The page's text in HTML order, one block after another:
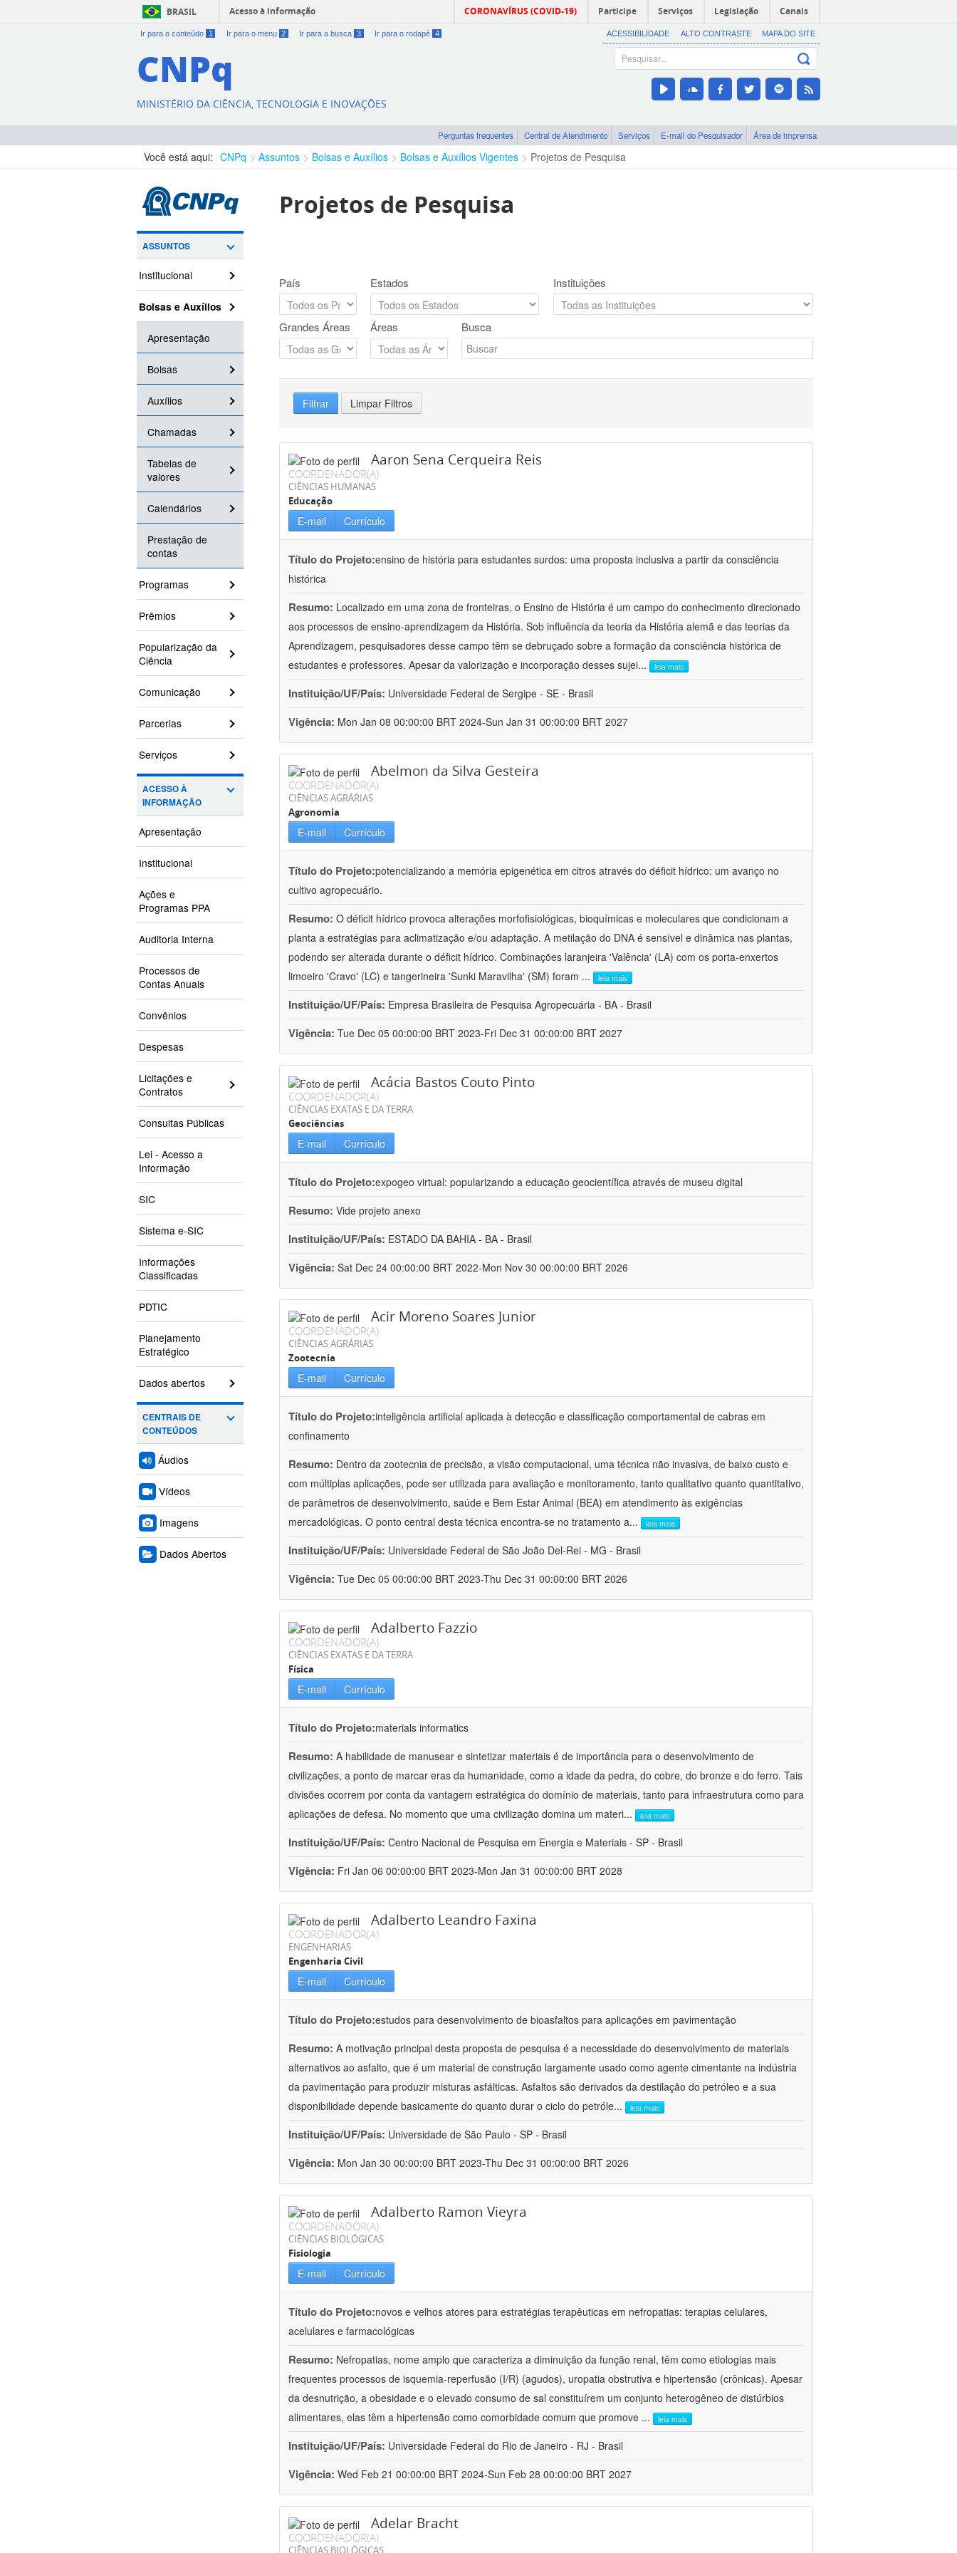
BRASIL Acesso à informação CORONAVÍRUS (COVID-19) Participe Serviços Legislação Canais
Ir para o conteúdo 1 Ir para o menu 2 Ir para a busca 3 Ir para o rodapé 4 ACESSIBILIDADE ALTO CONTRASTE MAPA DO SITE
CNPq
MINISTÉRIO DA CIÊNCIA, TECNOLOGIA E INOVAÇÕES
Perguntas frequentes Central de Atendimento Serviços E-mail do Pesquisador Área de imprensa
Você está aqui: CNPq Assuntos Bolsas e Auxílios Bolsas e Auxílios Vigentes Projetos de Pesquisa
ASSUNTOS
Institucional
Bolsas e Auxílios
Apresentação
Bolsas
Auxílios
Chamadas
Tabelas de
valores
Calendários
Prestação de
contas
Programas
Prêmios
Popularização da
Ciência
Comunicação
Parcerias
Serviços
ACESSO À
INFORMAÇÃO
Apresentação
Institucional
Ações e
Programas PPA
Auditoria Interna
Processos de
Contas Anuais
Convênios
Despesas
Licitações e
Contratos
Consultas Públicas
Lei - Acesso a
Informação
SIC
Sistema e-SIC
Informações
Classificadas
PDTIC
Planejamento
Estratégico
Dados abertos
CENTRAIS DE
CONTEÚDOS
Áudios
Vídeos
Imagens
Dados Abertos
Projetos de Pesquisa
País Estados Instituições
Grandes Áreas Áreas Busca
Filtrar Limpar Filtros
Aaron Sena Cerqueira Reis
COORDENADOR(A)
CIÊNCIAS HUMANAS
Educação
E-mail Currículo
Título do Projeto:ensino de história para estudantes surdos: uma proposta inclusiva a partir da consciência
histórica
Resumo: Localizado em uma zona de fronteiras, o Ensino de História é um campo do conhecimento direcionado
aos processos de ensino-aprendizagem da História. Sob influência da teoria da História alemã e das teorias da
Aprendizagem, pesquisadores desse campo têm se debruçado sobre a formação da consciência histórica de
estudantes e professores. Apesar da valorização e incorporação desses sujei... leia mais
Instituição/UF/País: Universidade Federal de Sergipe - SE - Brasil
Vigência: Mon Jan 08 00:00:00 BRT 2024-Sun Jan 31 00:00:00 BRT 2027
Abelmon da Silva Gesteira
COORDENADOR(A)
CIÊNCIAS AGRÁRIAS
Agronomia
E-mail Currículo
Título do Projeto:potencializando a memória epigenética em citros através do déficit hídrico: um avanço no
cultivo agropecuário.
Resumo: O déficit hídrico provoca alterações morfofisiológicas, bioquímicas e moleculares que condicionam a
planta a estratégias para aclimatização e/ou adaptação. A metilação do DNA é sensível e dinâmica nas plantas,
podendo ser alterada durante o déficit hídrico. Combinações laranjeira 'Valência' (LA) com os porta-enxertos
limoeiro 'Cravo' (LC) e tangerineira 'Sunki Maravilha' (SM) foram ... leia mais
Instituição/UF/País: Empresa Brasileira de Pesquisa Agropecuária - BA - Brasil
Vigência: Tue Dec 05 00:00:00 BRT 2023-Fri Dec 31 00:00:00 BRT 2027
Acácia Bastos Couto Pinto
COORDENADOR(A)
CIÊNCIAS EXATAS E DA TERRA
Geociências
E-mail Currículo
Título do Projeto:expogeo virtual: popularizando a educação geocientífica através de museu digital
Resumo: Vide projeto anexo
Instituição/UF/País: ESTADO DA BAHIA - BA - Brasil
Vigência: Sat Dec 24 00:00:00 BRT 2022-Mon Nov 30 00:00:00 BRT 2026
Acir Moreno Soares Junior
COORDENADOR(A)
CIÊNCIAS AGRÁRIAS
Zootecnia
E-mail Currículo
Título do Projeto:inteligência artificial aplicada à detecção e classificação comportamental de cabras em
confinamento
Resumo: Dentro da zootecnia de precisão, a visão computacional, uma técnica não invasiva, de baixo custo e
com múltiplas aplicações, pode ser utilizada para avaliação e monitoramento, tanto qualitativo quanto quantitativo,
de parâmetros de desenvolvimento, saúde e Bem Estar Animal (BEA) em atendimento às exigências
mercadológicas. O ponto central desta técnica encontra-se no tratamento a... leia mais
Instituição/UF/País: Universidade Federal de São João Del-Rei - MG - Brasil
Vigência: Tue Dec 05 00:00:00 BRT 2023-Thu Dec 31 00:00:00 BRT 2026
Adalberto Fazzio
COORDENADOR(A)
CIÊNCIAS EXATAS E DA TERRA
Física
E-mail Currículo
Título do Projeto:materials informatics
Resumo: A habilidade de manusear e sintetizar materiais é de importância para o desenvolvimento de
civilizações, a ponto de marcar eras da humanidade, como a idade da pedra, do cobre, do bronze e do ferro. Tais
divisões ocorrem por conta da vantagem estratégica do domínio de materiais, tanto para infraestrutura como para
aplicações de defesa. No momento que uma civilização domina um materi... leia mais
Instituição/UF/País: Centro Nacional de Pesquisa em Energia e Materiais - SP - Brasil
Vigência: Fri Jan 06 00:00:00 BRT 2023-Mon Jan 31 00:00:00 BRT 2028
Adalberto Leandro Faxina
COORDENADOR(A)
ENGENHARIAS
Engenharia Civil
E-mail Currículo
Título do Projeto:estudos para desenvolvimento de bioasfaltos para aplicações em pavimentação
Resumo: A motivação principal desta proposta de pesquisa é a necessidade do desenvolvimento de materiais
alternativos ao asfalto, que é um material de construção largamente usado como agente cimentante na indústria
da pavimentação para produzir misturas asfálticas. Asfaltos são derivados da destilação do petróleo e a sua
disponibilidade depende basicamente do quanto durar o ciclo do petróle... leia mais
Instituição/UF/País: Universidade de São Paulo - SP - Brasil
Vigência: Mon Jan 30 00:00:00 BRT 2023-Thu Dec 31 00:00:00 BRT 2026
Adalberto Ramon Vieyra
COORDENADOR(A)
CIÊNCIAS BIOLÓGICAS
Fisiologia
E-mail Currículo
Título do Projeto:novos e velhos atores para estratégias terapêuticas em nefropatias: terapias celulares,
acelulares e farmacológicas
Resumo: Nefropatias, nome amplo que caracteriza a diminuição da função renal, têm como etiologias mais
frequentes processos de isquemia-reperfusão (I/R) (agudos), uropatia obstrutiva e hipertensão (crônicas). Apesar
da desnutrição, a obesidade e o elevado consumo de sal constituírem um conjunto heterogêneo de distúrbios
alimentares, elas têm a hipertensão como comorbidade comum que promove ... leia mais
Instituição/UF/País: Universidade Federal do Rio de Janeiro - RJ - Brasil
Vigência: Wed Feb 21 00:00:00 BRT 2024-Sun Feb 28 00:00:00 BRT 2027
Adelar Bracht
COORDENADOR(A)
CIÊNCIAS BIOLÓGICAS